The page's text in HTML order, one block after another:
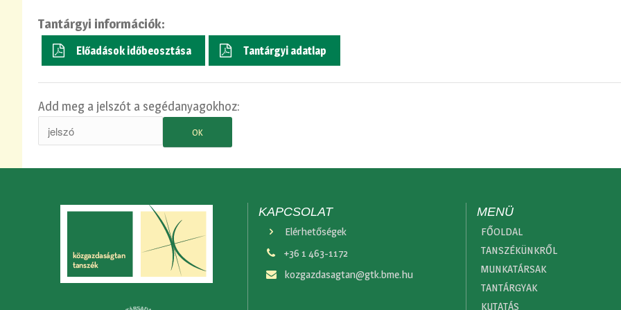
Tantárgyi információk:
Előadások időbeosztása Tantárgyi adatlap
Add meg a jelszót a segédanyagokhoz:
KAPCSOLAT
Elérhetőségek
+36 1 463-1172
kozgazdasagtan@gtk.bme.hu
MENÜ
FŐOLDAL
TANSZÉKÜNKRŐL
MUNKATÁRSAK
TANTÁRGYAK
KUTATÁS